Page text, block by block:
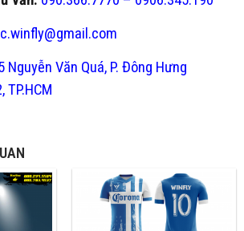
Nguyễn Văn Quá, P. Đông Hưng
TP.HCM